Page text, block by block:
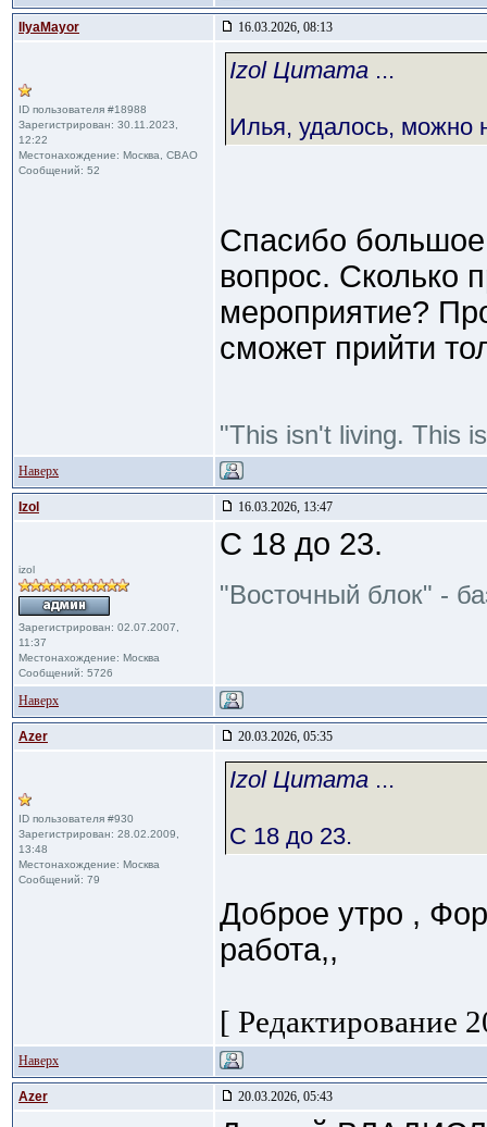
IlyaMayor 16.03.2026, 08:13
ID пользователя #18988
Зарегистрирован: 30.11.2023,
12:22
Местонахождение: Москва, СВАО
Сообщений: 52
Izol Цитата ...
Илья, удалось, можно
Спасибо
вопрос. Сколько
мероприятие?
сможет прийти
"This isn't living. This
Наверх
Izol 16.03.2026, 13:47
izol
Зарегистрирован: 02.07.2007,
11:37
Местонахождение: Москва
Сообщений: 5726
С 18 до 23.
"Восточный блок" -
Наверх
Azer 20.03.2026, 05:35
ID пользователя #930
Зарегистрирован: 28.02.2009,
13:48
Местонахождение: Москва
Сообщений: 79
Izol Цитата ...
С 18 до 23.
Доброе утро ,
работа,,
[ Редактирование
Наверх
Azer 20.03.2026, 05:43